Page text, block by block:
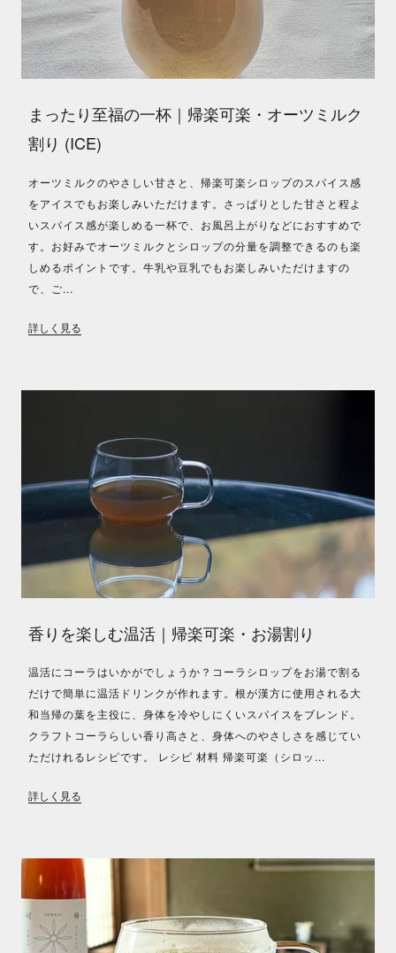
まったり至福の一杯｜帰楽可楽・オーツミルク
割り (ICE)
オーツミルクのやさしい甘さと、帰楽可楽シロップのスパイス感
をアイスでもお楽しみいただけます。さっぱりとした甘さと程よ
いスパイス感が楽しめる一杯で、お風呂上がりなどにおすすめで
す。お好みでオーツミルクとシロップの分量を調整できるのも楽
しめるポイントです。牛乳や豆乳でもお楽しみいただけますの
で、ご...
詳しく見る
香りを楽しむ温活｜帰楽可楽・お湯割り
温活にコーラはいかがでしょうか？コーラシロップをお湯で割る
だけで簡単に温活ドリンクが作れます。根が漢方に使用される大
和当帰の葉を主役に、身体を冷やしにくいスパイスをブレンド。
クラフトコーラらしい香り高さと、身体へのやさしさを感じてい
ただけれるレシピです。 レシピ 材料 帰楽可楽（シロッ...
詳しく見る